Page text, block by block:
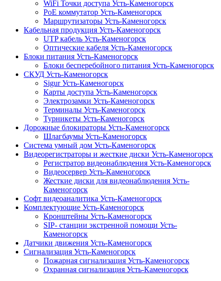
WiFi Точки доступа Усть-Каменогорск
PoE коммутатор Усть-Каменогорск
Маршрутизаторы Усть-Каменогорск
Кабельная продукция Усть-Каменогорск
UTP кабель Усть-Каменогорск
Оптические кабеля Усть-Каменогорск
Блоки питания Усть-Каменогорск
Блоки бесперебойного питания Усть-Каменогорск
СКУД Усть-Каменогорск
Sigur Усть-Каменогорск
Карты доступа Усть-Каменогорск
Электрозамки Усть-Каменогорск
Терминалы Усть-Каменогорск
Турникеты Усть-Каменогорск
Дорожные блокираторы Усть-Каменогорск
Шлагбаумы Усть-Каменогорск
Система умный дом Усть-Каменогорск
Видеорегистраторы и жесткие диски Усть-Каменогорск
Регистратор видеонаблюдения Усть-Каменогорск
Видеосервер Усть-Каменогорск
Жесткие диски для видеонаблюдения Усть-
Каменогорск
Софт видеоаналитика Усть-Каменогорск
Комплектующие Усть-Каменогорск
Кронштейны Усть-Каменогорск
SIP- станции экстренной помощи Усть-
Каменогорск
Датчики движения Усть-Каменогорск
Сигнализация Усть-Каменогорск
Пожарная сигнализация Усть-Каменогорск
Охранная сигнализация Усть-Каменогорск